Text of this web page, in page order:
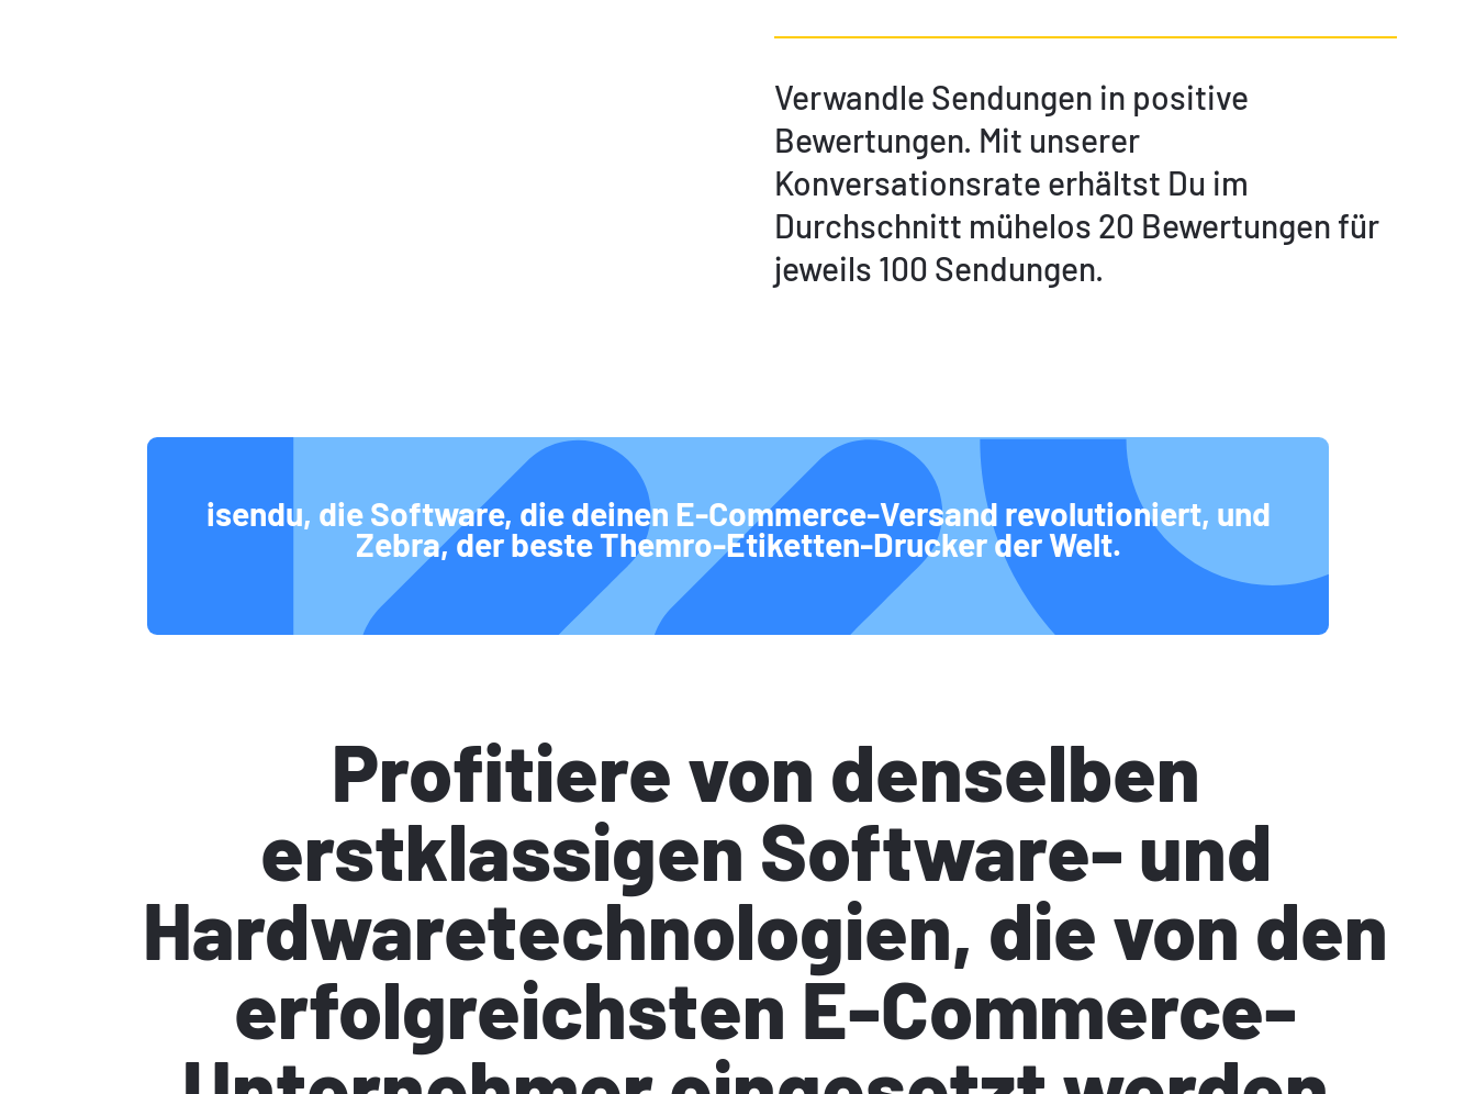
Verwandle Sendungen in positive
Bewertungen. Mit unserer
Konversationsrate erhältst Du im
Durchschnitt mühelos 20 Bewertungen für
jeweils 100 Sendungen.
isendu, die Software, die deinen E-Commerce-Versand revolutioniert, und
Zebra, der beste Themro-Etiketten-Drucker der Welt.
Profitiere von denselben
erstklassigen Software- und
Hardwaretechnologien, die von den
erfolgreichsten E-Commerce-